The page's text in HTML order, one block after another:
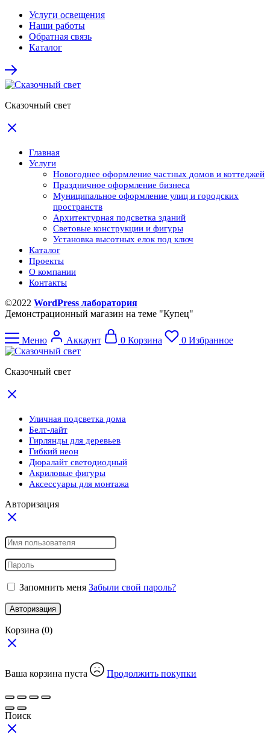
Услуги освещения
Наши работы
Обратная связь
Каталог
Сказочный свет
Главная
Услуги
Новогоднее оформление частных домов и коттеджей
Праздничное оформление бизнеса
Муниципальное оформление улиц и городских
пространств
Архитектурная подсветка зданий
Световые конструкции и фигуры
Установка высотных елок под ключ
Каталог
Проекты
О компании
Контакты
©2022 WordPress лаборатория
Демонстрационный магазин на теме "Купец"
Меню Аккаунт 0 Корзина 0 Избранное
Сказочный свет
Уличная подсветка дома
Белт-лайт
Гирлянды для деревьев
Гибкий неон
Дюралайт светодиодный
Акриловые фигуры
Аксессуары для монтажа
Авторизация
Запомнить меня Забыли свой пароль?
Авторизация
Корзина (0)
Ваша корзина пуста Продолжить покупки
Поиск